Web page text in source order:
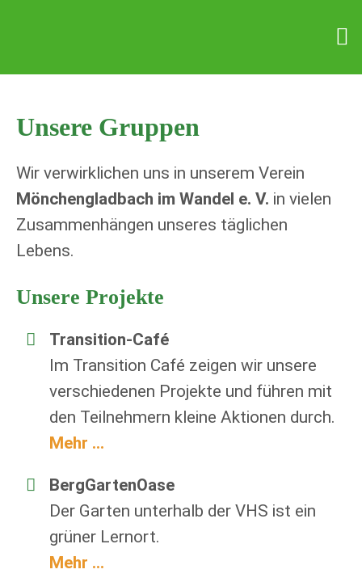
Unsere Gruppen
Wir verwirklichen uns in unserem Verein
Mönchengladbach im Wandel e. V. in vielen
Zusammenhängen unseres täglichen
Lebens.
Unsere Projekte
Transition-Café
Im Transition Café zeigen wir unsere
verschiedenen Projekte und führen mit
den Teilnehmern kleine Aktionen durch.
Mehr ...
BergGartenOase
Der Garten unterhalb der VHS ist ein
grüner Lernort.
Mehr ...